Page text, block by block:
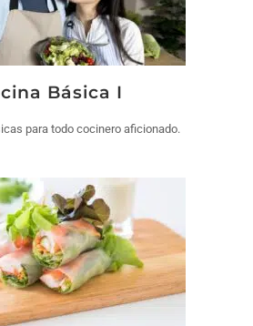
Básica I
para todo cocinero aficionado.